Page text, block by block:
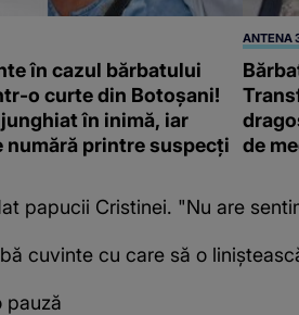
în cazul bărbatului
o curte din Botoșani!
în inimă, iar
numără printre suspecți
ANTENA
de
papucii Cristinei. "Nu are
cuvinte cu care să o
pauză